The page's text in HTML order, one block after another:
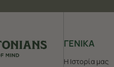
ΓΕΝΙΚΑ
Η Ιστορία μας